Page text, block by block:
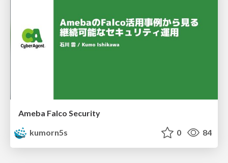
Ameba Falco Security
kumorn5s
0 84